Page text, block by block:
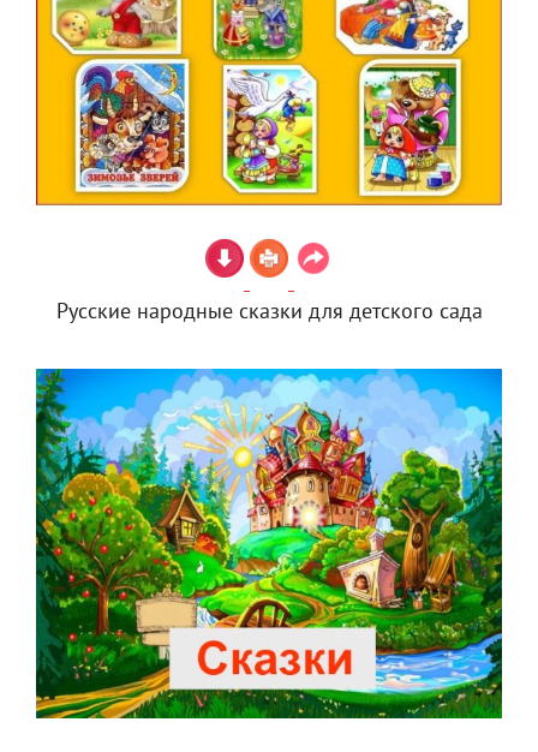
Русские народные сказки для детского сада